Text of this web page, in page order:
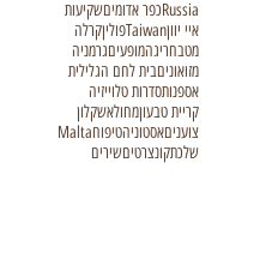
Russiaכפר אדומיםשקיעות
איי יווןTaiwanפוליןקרלה
מטבחריגהמופעיםגרמניה
מזואוניםבית לחם הגלילית
אספנותסדרות טלוייזיה
קריית טבעוןמחולאשקלון
צועניםאסטוניהטיפוחMalta
שלכתקונצרטיםשירים